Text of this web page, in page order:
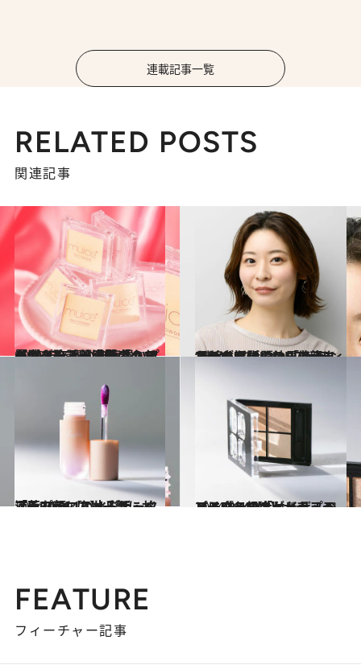
連載記事一覧
RELATED POSTS
関連記事
2025.1.29
【2025年春の自腹買いプチプラ】話題沸騰「クマが消えた！」感動のカバー力を誇るmuiceマルチパウダー《美容賢者のお墨付き》
ビューティ＆ヘルス 2024.12.29
“発色しない”から小顔になれる!? 話題の「ステルスチーク」の効果絶大な入れ方をSUQQUアーティストが解説！
ビューティ＆ヘルス
2024.12.14
プチプラコスメ・ザ・ベスト2024【4】一気にお洒落な顔になれる「Fujiko」の水彩チーク
ビューティ＆ヘルス 2024.12.12
プチプラコスメ・ザ・ベスト2024【2】ナチュラルに盛れる「ケイト」のアイシャドウがリップモンスター級大ヒット！
ビューティ＆ヘルス
FEATURE
フィーチャー記事